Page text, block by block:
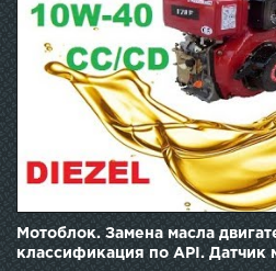
Мотоблок. Замена масла
классификация по API. Датчик